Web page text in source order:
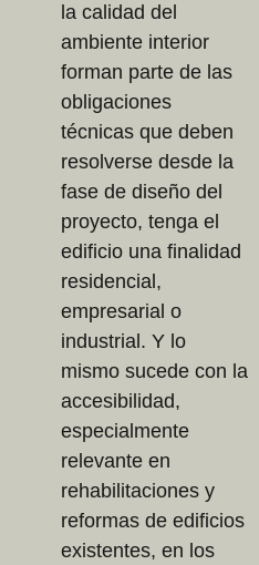
la calidad del
ambiente interior
forman parte de las
obligaciones
técnicas que deben
resolverse desde la
fase de diseño del
proyecto, tenga el
edificio una finalidad
residencial,
empresarial o
industrial. Y lo
mismo sucede con la
accesibilidad,
especialmente
relevante en
rehabilitaciones y
reformas de edificios
existentes, en los